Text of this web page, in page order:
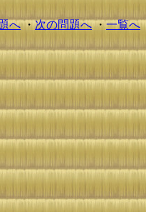
へ・次の問題へ・一覧へ